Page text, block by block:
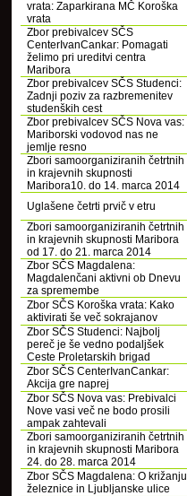
vrata: Zaparkirana MČ Koroška
vrata
Zbor prebivalcev SČS
CenterIvanCankar: Pomagati
želimo pri ureditvi centra
Maribora
Zbor prebivalcev SČS Studenci:
Zadnji poziv za razbremenitev
studenških cest
Zbor prebivalcev SČS Nova vas:
Mariborski vodovod nas ne
jemlje resno
Zbori samoorganiziranih četrtnih
in krajevnih skupnosti
Maribora10. do 14. marca 2014
Uglašene četrti prvič v etru
Zbori samoorganiziranih četrtnih
in krajevnih skupnosti Maribora
od 17. do 21. marca 2014
Zbor SČS Magdalena:
Magdalenčani aktivni ob Dnevu
za spremembe
Zbor SČS Koroška vrata: Kako
aktivirati še več sokrajanov
Zbor SČS Studenci: Najbolj
pereč je še vedno podaljšek
Ceste Proletarskih brigad
Zbor SČS CenterIvanCankar:
Akcija gre naprej
Zbor SČS Nova vas: Prebivalci
Nove vasi več ne bodo prosili
ampak zahtevali
Zbori samoorganiziranih četrtnih
in krajevnih skupnosti Maribora
24. do 28. marca 2014
Zbor SČS Magdalena: O križanju
železnice in Ljubljanske ulice